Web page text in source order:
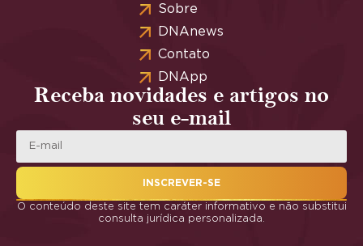
Sobre
DNAnews
Contato
DNApp
Receba novidades e artigos no
seu e-mail
INSCREVER-SE
O conteúdo deste site tem caráter informativo e não substitui
consulta jurídica personalizada.